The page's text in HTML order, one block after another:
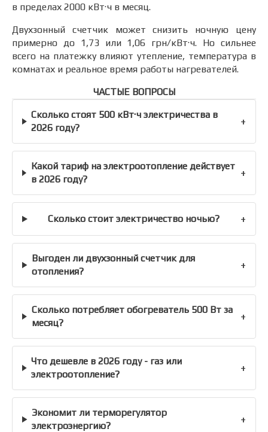
в пределах 2000 кВт·ч в месяц.
Двухзонный счетчик может снизить ночную цену
примерно до 1,73 или 1,06 грн/кВт·ч. Но сильнее
всего на платежку влияют утепление, температура в
комнатах и реальное время работы нагревателей.
ЧАСТЫЕ ВОПРОСЫ
Сколько стоят 500 кВт·ч электричества в
2026 году?
+
Какой тариф на электроотопление действует
в 2026 году?
+
Сколько стоит электричество ночью? +
Выгоден ли двухзонный счетчик для
отопления?
+
Сколько потребляет обогреватель 500 Вт за
месяц?
+
Что дешевле в 2026 году - газ или
электроотопление?
+
Экономит ли терморегулятор
электроэнергию?
+